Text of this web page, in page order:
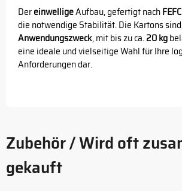
DereinwelligeAufbau, gefertigt nach
die notwendige Stabilität. Die Kartons
Anwendungszweck, mit bis zu ca.20 kg
eine ideale und vielseitige Wahl für Ihre
Anforderungen dar.
Zubehör / Wird oft
gekauft